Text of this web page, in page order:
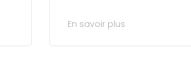
En savoir plus